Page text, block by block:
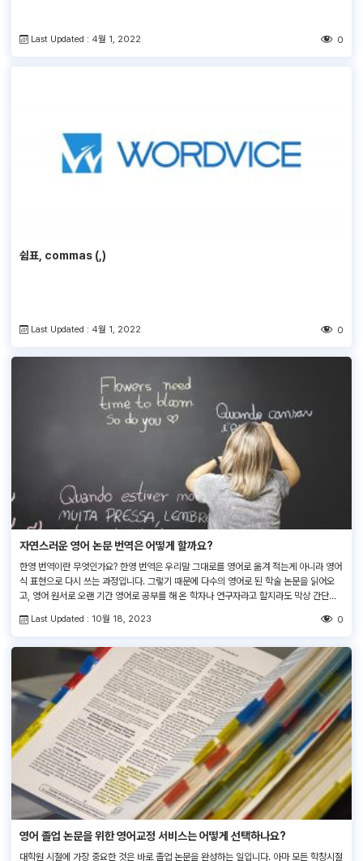
Last Updated : 4월 1, 2022 0
쉼표, commas (,)
Last Updated : 4월 1, 2022 0
자연스러운 영어 논문 번역은 어떻게 할까요?
한영 번역이란 무엇인가요? 한영 번역은 우리말 그대로를 영어로 옮겨 적는게 아니라 영어
식 표현으로 다시 쓰는 과정입니다. 그렇기 때문에 다수의 영어로 된 학술 논문을 읽어오
고, 영어 원서로 오랜 기간 영어로 공부를 해 온 학자나 연구자라고 할지라도 막상 간단하
있습니다. 그래서 많은 저자들이 직접 영어 학술 […]
Last Updated : 10월 18, 2023 0
영어 졸업 논문을 위한 영어교정 서비스는 어떻게 선택하나요?
대학원 시절에 가장 중요한 것은 바로 졸업 논문을 완성하는 일입니다. 아마 모든 학창시절